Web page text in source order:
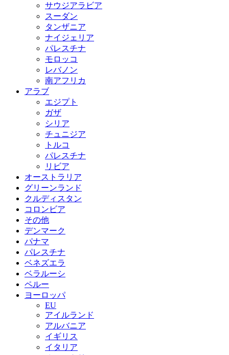
サウジアラビア
スーダン
タンザニア
ナイジェリア
パレスチナ
モロッコ
レバノン
南アフリカ
アラブ
エジプト
ガザ
シリア
チュニジア
トルコ
パレスチナ
リビア
オーストラリア
グリーンランド
クルディスタン
コロンビア
その他
デンマーク
パナマ
パレスチナ
ベネズエラ
ベラルーシ
ペルー
ヨーロッパ
EU
アイルランド
アルバニア
イギリス
イタリア